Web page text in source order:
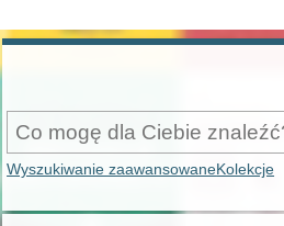
Wyszukiwanie zaawansowaneKolekcje